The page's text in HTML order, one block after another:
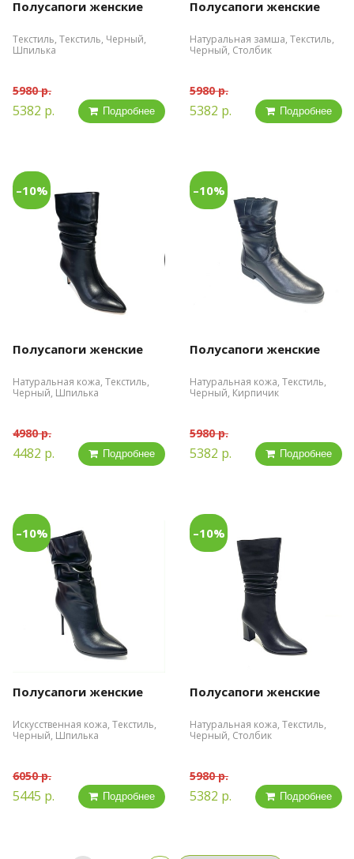
Полусапоги женские
Текстиль, Текстиль, Черный,
Шпилька
5980 р.
5382 р. Подробнее
Полусапоги женские
Натуральная замша, Текстиль,
Черный, Столбик
5980 р.
5382 р. Подробнее
–10%
Полусапоги женские
Натуральная кожа, Текстиль,
Черный, Шпилька
4980 р.
4482 р. Подробнее
–10%
Полусапоги женские
Натуральная кожа, Текстиль,
Черный, Кирпичик
5980 р.
5382 р. Подробнее
–10%
Полусапоги женские
Искусственная кожа, Текстиль,
Черный, Шпилька
6050 р.
5445 р. Подробнее
–10%
Полусапоги женские
Натуральная кожа, Текстиль,
Черный, Столбик
5980 р.
5382 р. Подробнее